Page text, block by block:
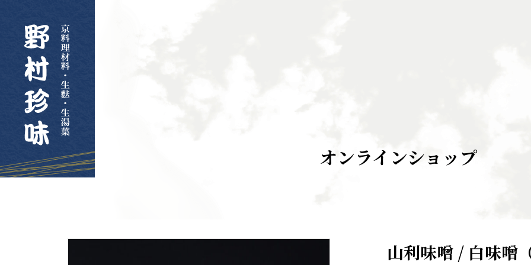
オンラインショップ
山利味噌 / 白味噌